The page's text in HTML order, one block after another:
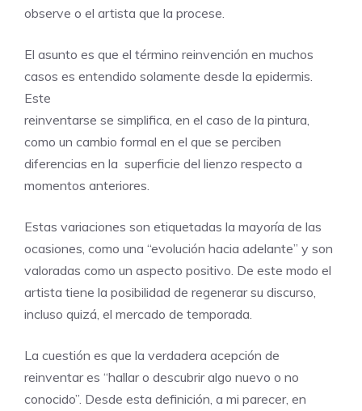
observe o el artista que la procese.
El asunto es que el término reinvención en muchos
casos es entendido solamente desde la epidermis.
Este
reinventarse se simplifica, en el caso de la pintura,
como un cambio formal en el que se perciben
diferencias en la superficie del lienzo respecto a
momentos anteriores.
Estas variaciones son etiquetadas la mayoría de las
ocasiones, como una “evolución hacia adelante” y son
valoradas como un aspecto positivo. De este modo el
artista tiene la posibilidad de regenerar su discurso,
incluso quizá, el mercado de temporada.
La cuestión es que la verdadera acepción de
reinventar es “hallar o descubrir algo nuevo o no
conocido”. Desde esta definición, a mi parecer, en